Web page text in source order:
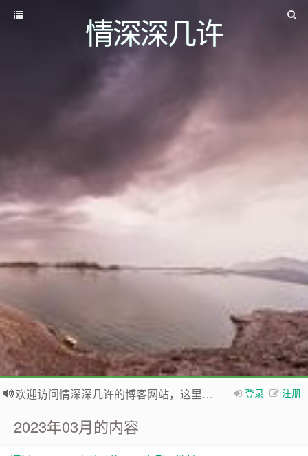
情深深几许
登录 注册
欢迎访问情深深几许的博客网站，这里有免费网络资源信息，WordPress教程，Python、MySQL教程
2023年03月的内容